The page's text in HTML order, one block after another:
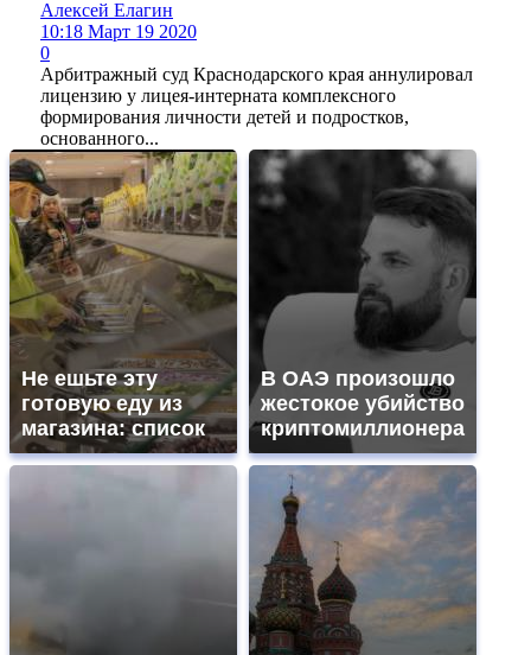
Алексей Елагин
10:18 Март 19 2020
0
Арбитражный суд Краснодарского края аннулировал
лицензию у лицея-интерната комплексного
формирования личности детей и подростков,
основанного...
Не ешьте эту
готовую еду из
магазина: список
В ОАЭ произошло
жестокое убийство
криптомиллионера